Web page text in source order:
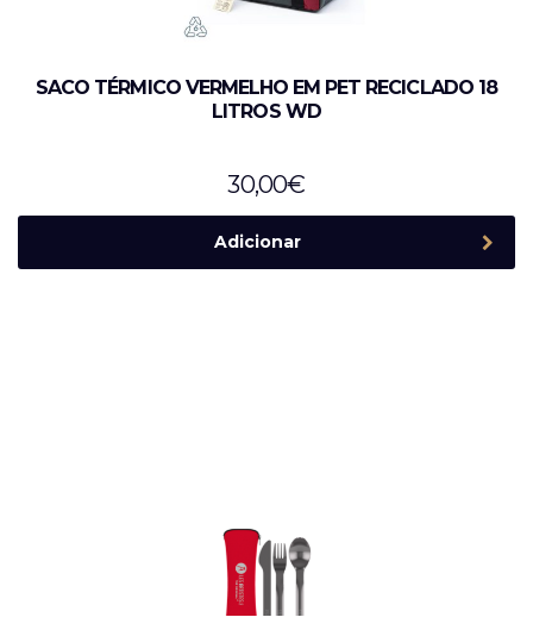
SACO TÉRMICO VERMELHO EM PET RECICLADO 18
LITROS WD
30,00€
Adicionar